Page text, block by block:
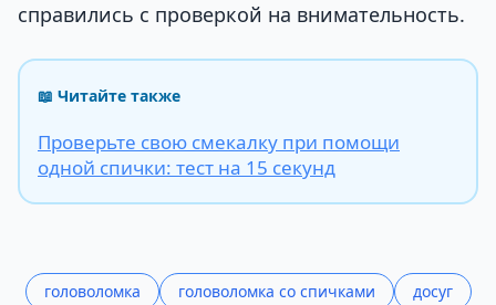
справились с проверкой на внимательность.
📖 Читайте также
Проверьте свою смекалку при помощи
одной спички: тест на 15 секунд
головоломка головоломка со спичками досуг